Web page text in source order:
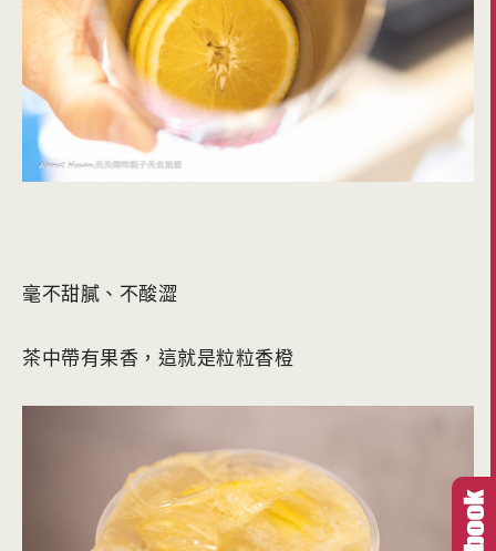
毫不甜膩、不酸澀
茶中帶有果香，這就是粒粒香橙